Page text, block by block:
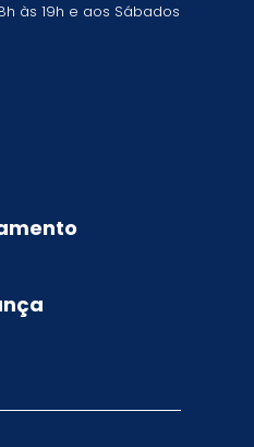
às 19h e aos Sábados